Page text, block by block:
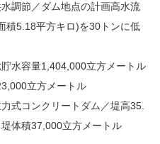
調節／ダム地点の計画高水流
積5.18平方キロ)を30トンに低
水容量1,404,000立方メートル
立方メートル
式コンクリートダム／堤高35.
体積37,000立方メートル